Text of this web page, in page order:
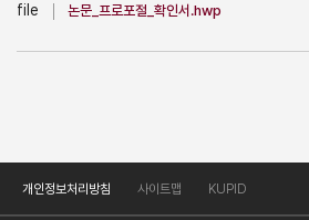
: 박사 및 석박통합과정 논문심사 신청 시 함께 제
file 논문_프로포절_확인서.hwp
개인정보처리방침 사이트맵 KUPID